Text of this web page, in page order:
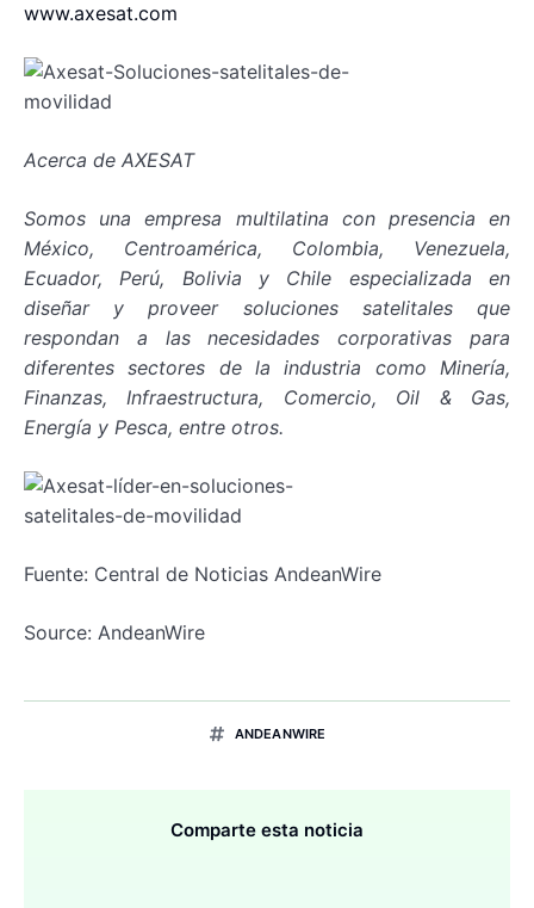
www.axesat.com
Acerca de AXESAT
Somos una empresa multilatina con presencia en
México, Centroamérica, Colombia, Venezuela,
Ecuador, Perú, Bolivia y Chile especializada en
diseñar y proveer soluciones satelitales que
respondan a las necesidades corporativas para
diferentes sectores de la industria como Minería,
Finanzas, Infraestructura, Comercio, Oil & Gas,
Energía y Pesca, entre otros.
Fuente: Central de Noticias AndeanWire
Source: AndeanWire
ANDEANWIRE
Comparte esta noticia